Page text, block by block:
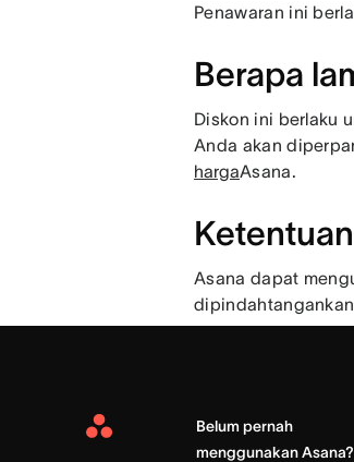
Penawaran ini
Berapa
Diskon ini berlaku
Anda akan
hargaAsana.
Asana dapat
Asana
Belum pernah
menggunakan Asana?